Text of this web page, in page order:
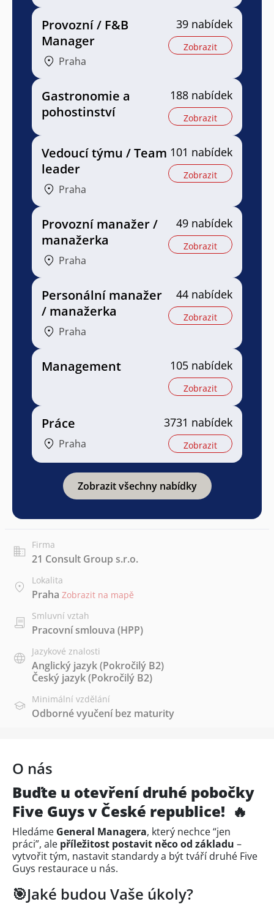
Provozní / F&B
Manager
Praha
39 nabídek
Zobrazit
Gastronomie a
pohostinství
188 nabídek
Zobrazit
Vedoucí týmu / Team
leader
Praha
101 nabídek
Zobrazit
Provozní manažer /
manažerka
Praha
49 nabídek
Zobrazit
Personální manažer
/ manažerka
Praha
44 nabídek
Zobrazit
Management 105 nabídek
Zobrazit
Práce
Praha
3731 nabídek
Zobrazit
Zobrazit všechny nabídky
Firma
21 Consult Group s.r.o.
Lokalita
Praha Zobrazit na mapě
Smluvní vztah
Pracovní smlouva (HPP)
Jazykové znalosti
Anglický jazyk(Pokročilý B2)
Český jazyk(Pokročilý B2)
Minimální vzdělání
Odborné vyučení bez maturity
O nás
Buďte u otevření druhé pobočky
Five Guys v České republice! 🔥
Hledáme General Managera, který nechce “jen
práci”, ale příležitost postavit něco od základu –
vytvořit tým, nastavit standardy a být tváří druhé Five
Guys restaurace u nás.
🎯Jaké budou Vaše úkoly?